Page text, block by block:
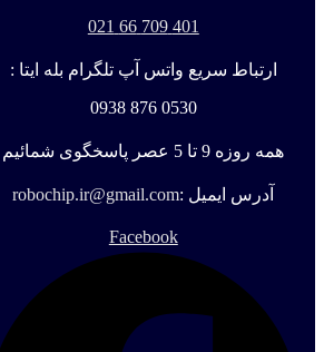
401 709 66 021
ارتباط سریع واتس آپ تلگرام بله ایتا :
0530 876 0938
همه روزه 9 تا 5 عصر پاسخگوی شمائیم
آدرس ایمیل :robochip.ir@gmail.com
Facebook